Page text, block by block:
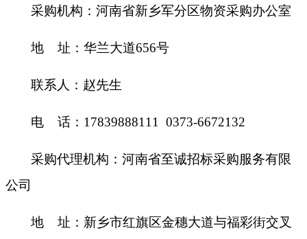
采购机构 ： 河南省新乡军分区物资采购办公室
地 址：华兰大道656号
联系人： 赵先生
电 话： 17839888111 0373-6672132
采购代理机构： 河南省至诚招标采购服务有限
公司
地 址： 新乡市红旗区金穗大道与福彩街交叉